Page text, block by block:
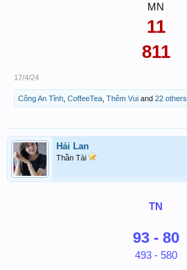
MN
11
811
17/4/24
Công An Tỉnh CoffeeTea Thêm Vui and 22 others
Hải Lan
Thần Tài
TN
93 - 80
493 - 580